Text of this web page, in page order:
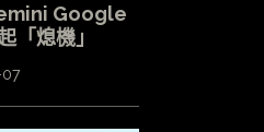
Google
「熄機」